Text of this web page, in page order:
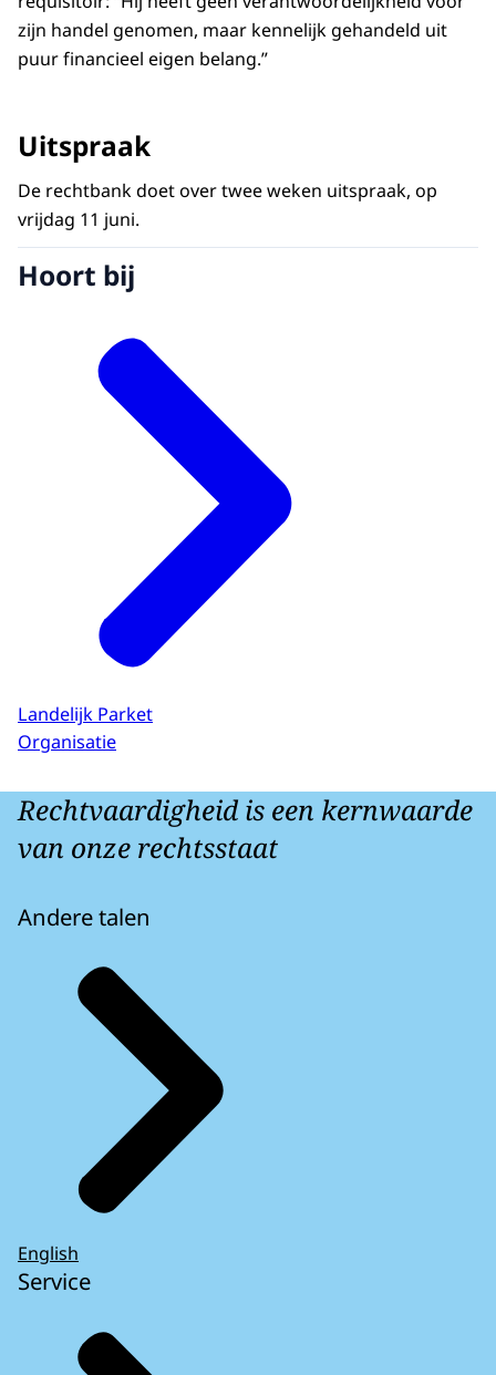
zijn handel genomen, maar kennelijk gehandeld uit
puur financieel eigen belang.”
Uitspraak
De rechtbank doet over twee weken uitspraak, op
vrijdag 11 juni.
Hoort bij
Landelijk Parket
Organisatie
Rechtvaardigheid is een kernwaarde
van onze rechtsstaat
Andere talen
English
Service